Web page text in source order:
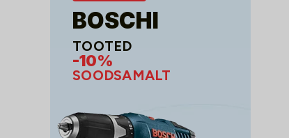
BOSCHI
TOOTED
-10%
SOODSAMALT